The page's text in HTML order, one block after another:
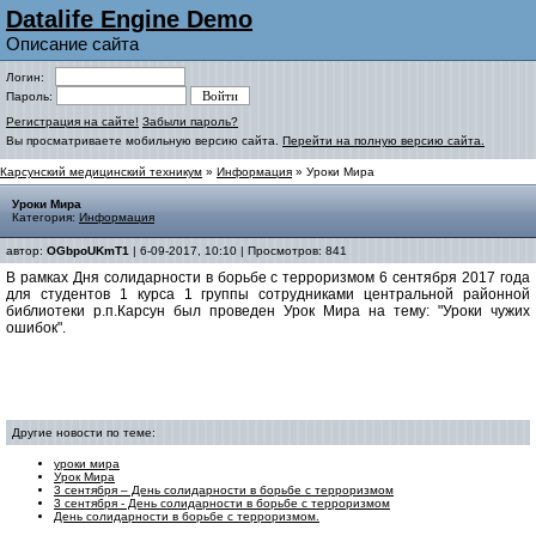
Datalife Engine Demo
Описание сайта
Логин:
Пароль:
Регистрация на сайте! Забыли пароль?
Вы просматриваете мобильную версию сайта. Перейти на полную версию сайта.
Карсунский медицинский техникум » Информация » Уроки Мира
Уроки Мира
Категория: Информация
автор: OGbpoUKmT1 | 6-09-2017, 10:10 | Просмотров: 841
В рамках Дня солидарности в борьбе с терроризмом 6 сентября 2017 года
для студентов 1 курса 1 группы сотрудниками центральной районной
библиотеки р.п.Карсун был проведен Урок Мира на тему: "Уроки чужих
ошибок".
Другие новости по теме:
уроки мира
Урок Мира
3 сентября – День солидарности в борьбе с терроризмом
3 сентября - День солидарности в борьбе с терроризмом
День солидарности в борьбе с терроризмом.